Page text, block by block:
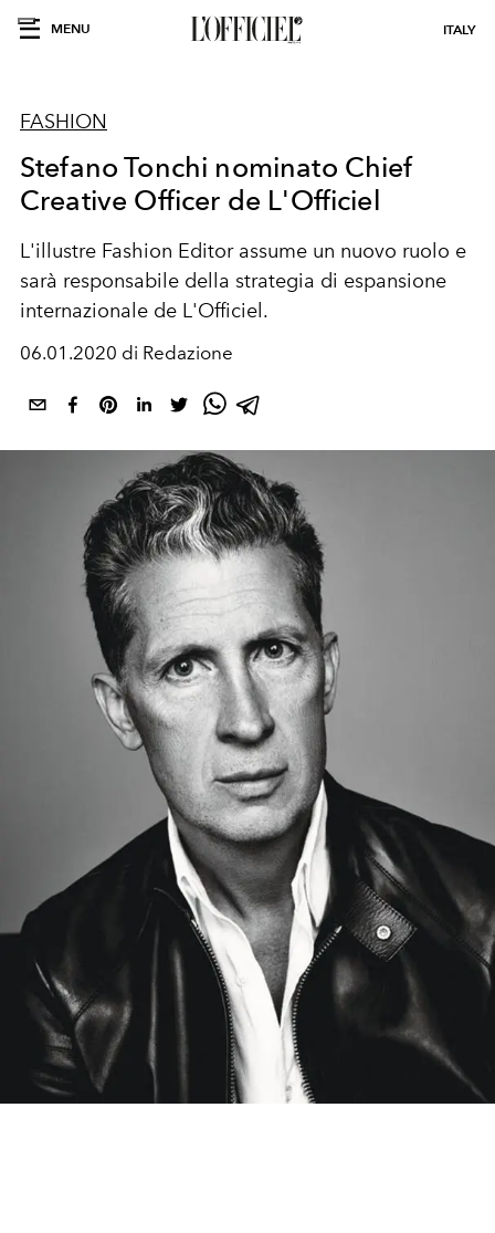
MENU ITALY
FASHION
Stefano Tonchi nominato Chief
Creative Officer de L'Officiel
L'illustre Fashion Editor assume un nuovo ruolo e
sarà responsabile della strategia di espansione
internazionale de L'Officiel.
06.01.2020 di Redazione